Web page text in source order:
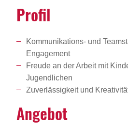
Profil
Kommunikations- und
Engagement
Freude an der Arbeit mit
Jugendlichen
Zuverlässigkeit und
Angebot